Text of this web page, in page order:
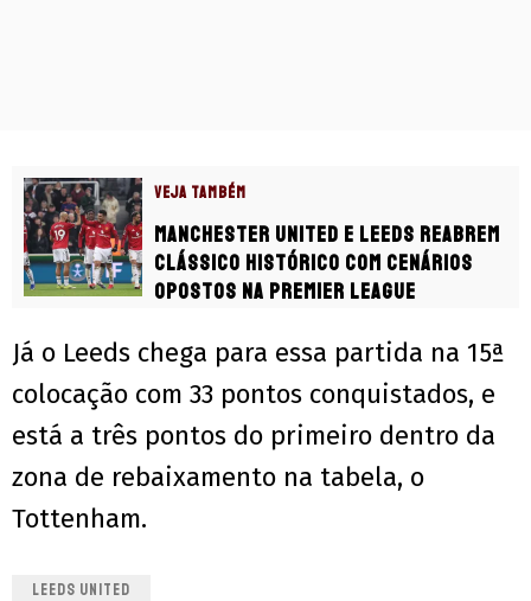
VEJA TAMBÉM
Manchester United e Leeds reabrem
clássico histórico com cenários
opostos na Premier League
Já o Leeds chega para essa partida na 15ª
colocação com 33 pontos conquistados, e
está a três pontos do primeiro dentro da
zona de rebaixamento na tabela, o
Tottenham.
LEEDS UNITED